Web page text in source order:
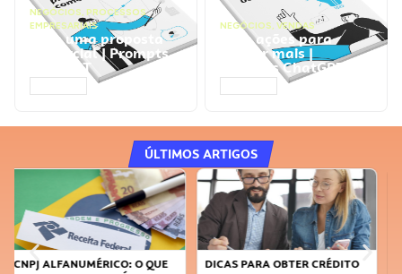
NEGÓCIOS, PROCESSOS
EMPRESARIAIS
Faça uma proposta
comercial | Prompts
ChatGPT
NEGÓCIOS, VENDAS
Faça ações para
vender mais |
Prompts ChatGPT
ÚLTIMOS ARTIGOS
DICAS PARA OBTER CRÉDITO
FAÇA A DIFERENÇA: SEJA